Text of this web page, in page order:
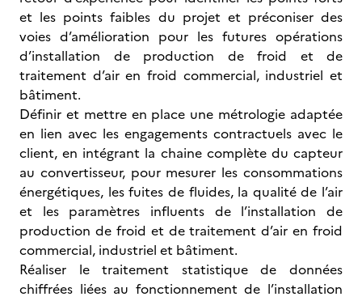
et les points faibles du projet et préconiser des
voies d’amélioration pour les futures opérations
d’installation de production de froid et de
traitement d’air en froid commercial, industriel et
bâtiment.
Définir et mettre en place une métrologie adaptée
en lien avec les engagements contractuels avec le
client, en intégrant la chaine complète du capteur
au convertisseur, pour mesurer les consommations
énergétiques, les fuites de fluides, la qualité de l’air
et les paramètres influents de l’installation de
production de froid et de traitement d’air en froid
commercial, industriel et bâtiment.
Réaliser le traitement statistique de données
chiffrées liées au fonctionnement de l’installation